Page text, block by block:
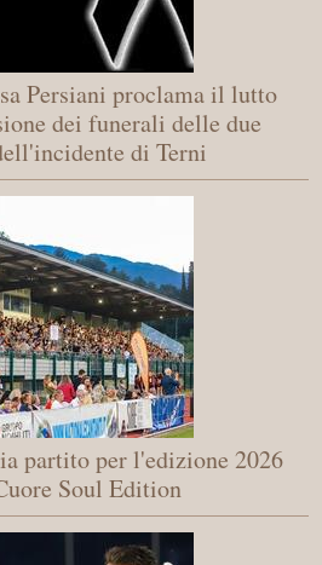
Persiani proclama il lutto
dei funerali delle due
di Terni
partito per l'edizione 2026
Soul Edition